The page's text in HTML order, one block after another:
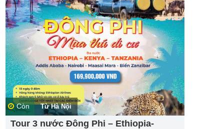
Còn Từ Hà Nội
Tour 3 nước Đông Phi – Ethiopia-